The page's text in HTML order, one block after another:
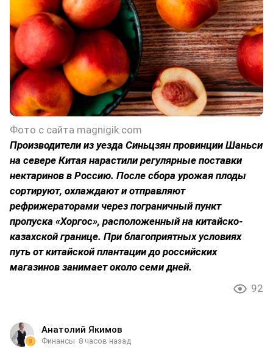
Фото с сайта magnigik.com
Производители из уезда Синьцзян провинции Шаньси
на севере Китая нарастили регулярные поставки
нектаринов в Россию. После сбора урожая плоды
сортируют, охлаждают и отправляют
рефрижераторами через пограничный пункт
пропуска «Хоргос», расположенный на китайско-
казахской границе. При благоприятных условиях
путь от китайской плантации до российских
магазинов занимает около семи дней.
92
Анатолий Якимов
Финансы 8 часов назад